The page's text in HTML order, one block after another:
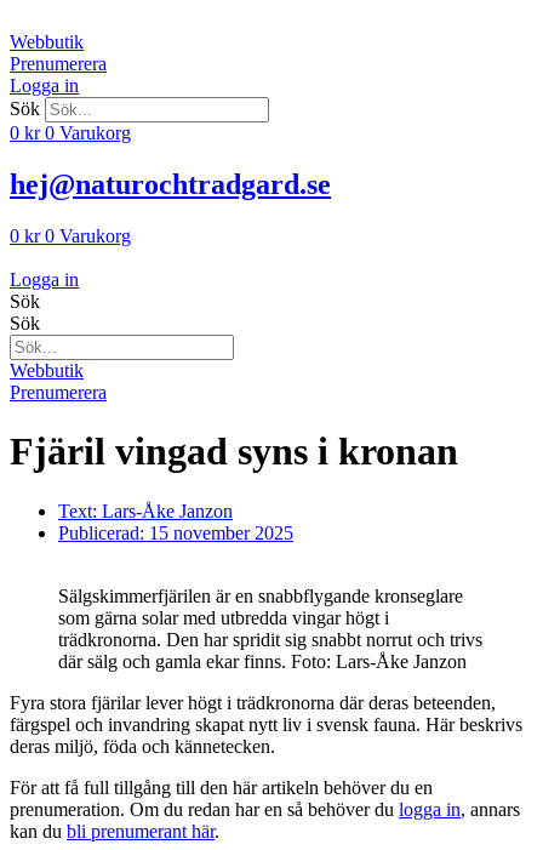
till
innehåll
Webbutik
Prenumerera
Logga in
Sök
0 kr 0 Varukorg
hej@naturochtradgard.se
0 kr 0 Varukorg
Logga in
Sök
Sök
Webbutik
Prenumerera
Fjäril vingad syns i kronan
Text: Lars-Åke Janzon
Publicerad: 15 november 2025
Sälgskimmerfjärilen är en snabbflygande kronseglare
som gärna solar med utbredda vingar högt i
trädkronorna. Den har spridit sig snabbt norrut och trivs
där sälg och gamla ekar finns. Foto: Lars-Åke Janzon
Fyra stora fjärilar lever högt i trädkronorna där deras beteenden,
färgspel och invandring skapat nytt liv i svensk fauna. Här beskrivs
deras miljö, föda och kännetecken.
För att få full tillgång till den här artikeln behöver du en
prenumeration. Om du redan har en så behöver du logga in, annars
kan du bli prenumerant här.